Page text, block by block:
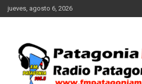
Saltar
al
jueves, agosto 6, 2026